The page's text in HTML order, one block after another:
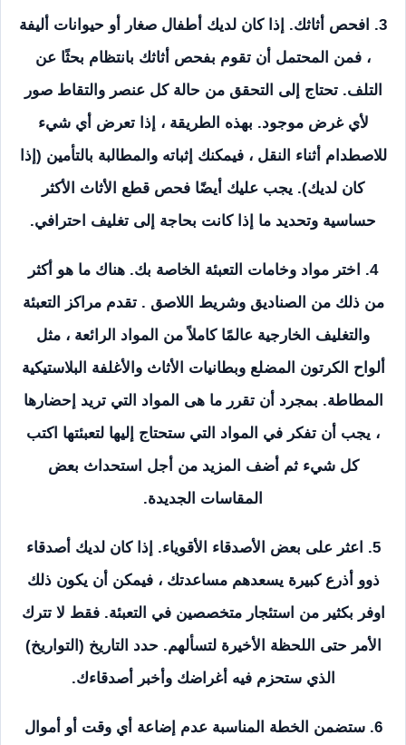
3. افحص أثاثك. إذا كان لديك أطفال صغار أو حيوانات أليفة
، فمن المحتمل أن تقوم بفحص أثاثك بانتظام بحثًا عن
التلف. تحتاج إلى التحقق من حالة كل عنصر والتقاط صور
لأي غرض موجود. بهذه الطريقة ، إذا تعرض أي شيء
للاصطدام أثناء النقل ، فيمكنك إثباته والمطالبة بالتأمين (إذا
كان لديك). يجب عليك أيضًا فحص قطع الأثاث الأكثر
حساسية وتحديد ما إذا كانت بحاجة إلى تغليف احترافي.
4. اختر مواد وخامات التعبئة الخاصة بك. هناك ما هو أكثر
من ذلك من الصناديق وشريط اللاصق . تقدم مراكز التعبئة
والتغليف الخارجية عالمًا كاملاً من المواد الرائعة ، مثل
ألواح الكرتون المضلع وبطانيات الأثاث والأغلفة البلاستيكية
المطاطة. بمجرد أن تقرر ما هى المواد التي تريد إحضارها
، يجب أن تفكر في المواد التي ستحتاج إليها لتعبئتها اكتب
كل شيء ثم أضف المزيد من أجل استحداث بعض
المقاسات الجديدة.
5. اعثر على بعض الأصدقاء الأقوياء. إذا كان لديك أصدقاء
ذوو أذرع كبيرة يسعدهم مساعدتك ، فيمكن أن يكون ذلك
اوفر بكثير من استئجار متخصصين في التعبئة. فقط لا تترك
الأمر حتى اللحظة الأخيرة لتسألهم. حدد التاريخ (التواريخ)
الذي ستحزم فيه أغراضك وأخبر أصدقاءك.
6. ستضمن الخطة المناسبة عدم إضاعة أي وقت أو أموال